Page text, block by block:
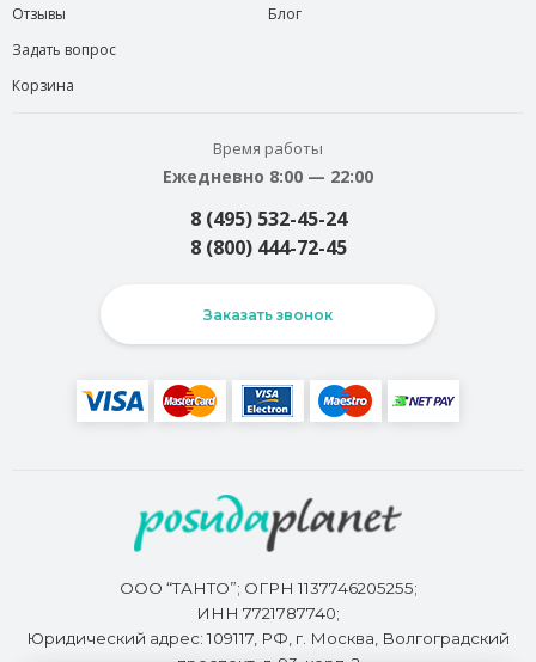
Отзывы
Задать вопрос
Корзина
Блог
Время работы
Ежедневно 8:00 — 22:00
8 (495) 532-45-24
8 (800) 444-72-45
Заказать звонок
ООО “ТАНТО”; ОГРН 1137746205255;
ИНН 7721787740;
Юридический адрес: 109117, РФ, г. Москва, Волгоградский